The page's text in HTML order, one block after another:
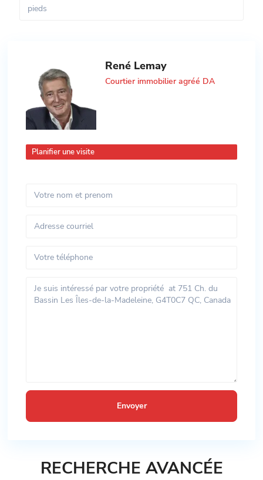
René Lemay
Courtier immobilier agréé DA
Planifier une visite
RECHERCHE AVANCÉE